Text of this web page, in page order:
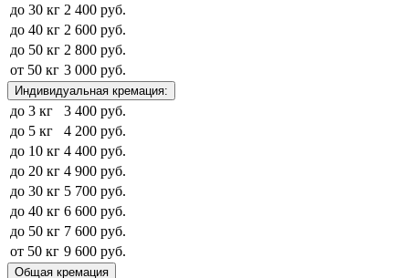
до 30 кг 2 400 руб.
до 40 кг 2 600 руб.
до 50 кг 2 800 руб.
от 50 кг 3 000 руб.
Индивидуальная кремация:
до 3 кг
3 400 руб.
до 5 кг
4 200 руб.
до 10 кг 4 400 руб.
до 20 кг 4 900 руб.
до 30 кг 5 700 руб.
до 40 кг 6 600 руб.
до 50 кг 7 600 руб.
от 50 кг 9 600 руб.
Общая кремация